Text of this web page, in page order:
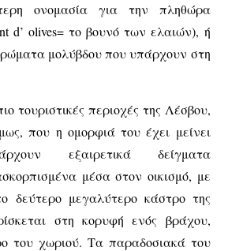
ονομασία για την πληθώρα
d’ olives= το βουνό των ελαιών), ή
μολύβδου που υπάρχουν στη
τουριστικές περιοχές της Λέσβου,
που η ομορφιά του έχει μείνει
εξαιρετικά δείγματα
μέσα στον οικισμό, με
δεύτερο μεγαλύτερο κάστρο της
στη κορυφή ενός βράχου,
του χωριού. Τα παραδοσιακά του